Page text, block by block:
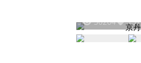
30264 157